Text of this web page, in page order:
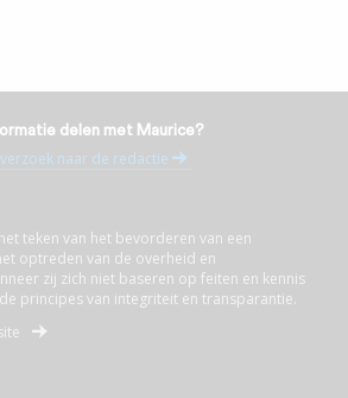
delen met Maurice?
naar de redactie
teken van het bevorderen van een
optreden van de overheid en
zij zich niet baseren op feiten en kennis
principes van integriteit en transparantie.